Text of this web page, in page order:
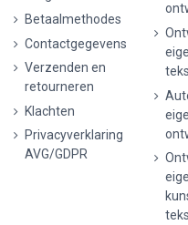
Betaalmethodes
Contactgegevens
Verzenden en
retourneren
Klachten
Privacyverklaring
AVG/GDPR